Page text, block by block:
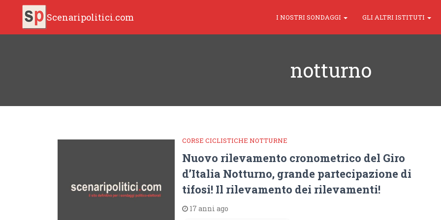
Scenaripolitici.com I NOSTRI SONDAGGI GLI ALTRI ISTITUTI
notturno
CORSE CICLISTICHE NOTTURNE
Nuovo rilevamento cronometrico del Giro
d’Italia Notturno, grande partecipazione di
tifosi! Il rilevamento dei rilevamenti!
17 anni ago